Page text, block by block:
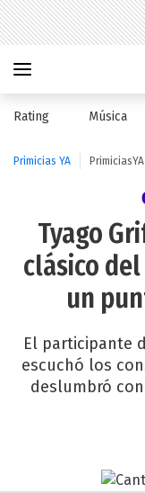
Rating Música
Primicias YA PrimiciasYA
Tyago
clásico
un
El participante
escuchó los
deslumbró